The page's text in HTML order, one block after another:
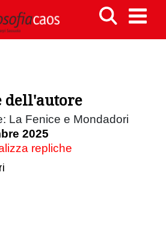
dell'autore
La Fenice e Mondadori
2025
repliche